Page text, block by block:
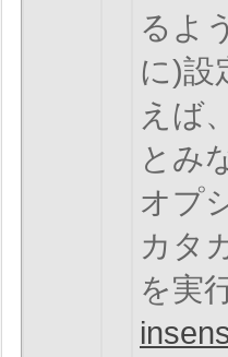
るよ
に)設
えば
とみ
オプ
カタ
を実